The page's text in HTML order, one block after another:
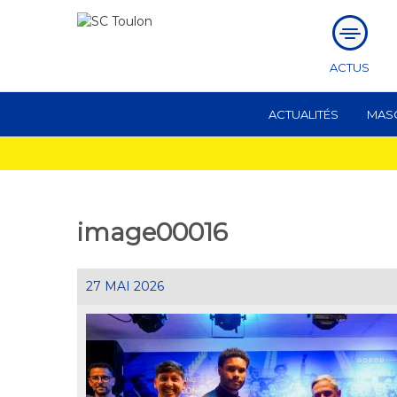
ACTUS
ACTUALITÉS
image00016
27 MAI 2026